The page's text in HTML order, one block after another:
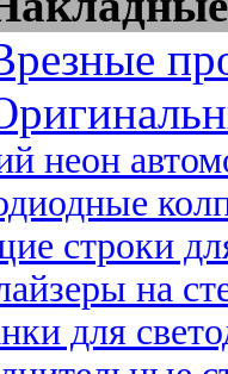
неон
строки
на
для